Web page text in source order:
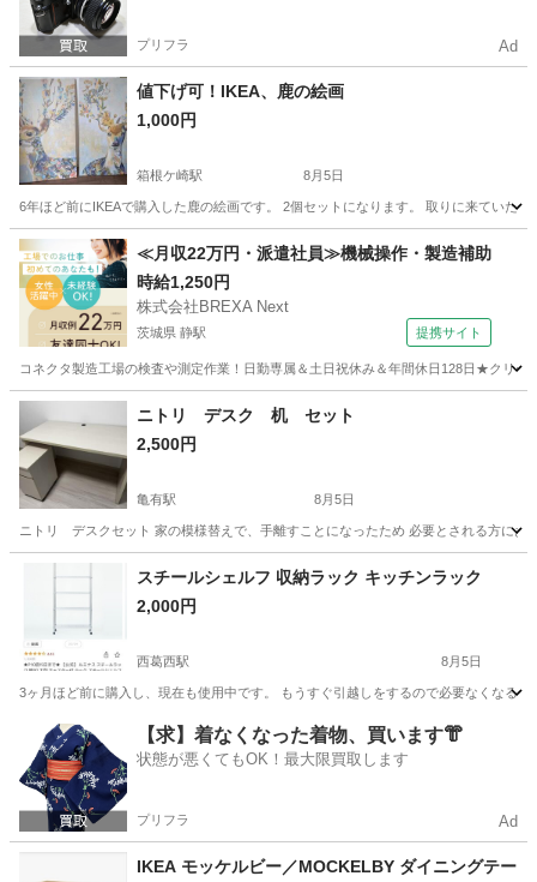
プリフラ Ad
値下げ可！IKEA、鹿の絵画
1,000円
箱根ケ崎駅 8月5日
6年ほど前にIKEAで購入した鹿の絵画です。 2個セットになります。 取りに来ていただ
東京 武蔵村山市 箱根ケ崎駅 インテリア雑貨/小物 IKEA
≪月収22万円・派遣社員≫機械操作・製造補助
時給1,250円
株式会社BREXA Next
茨城県 静駅 提携サイト
コネクタ製造工場の検査や測定作業！日勤専属＆土日祝休み＆年間休日128日★クリ
茨城 常陸大宮市 静駅 その他
ニトリ デスク 机 セット
2,500円
亀有駅 8月5日
ニトリ デスクセット 家の模様替えで、手離すことになったため 必要とされる方に
東京 葛飾区 亀有駅 オフィス用家具
スチールシェルフ 収納ラック キッチンラック
2,000円
西葛西駅 8月5日
3ヶ月ほど前に購入し、現在も使用中です。 もうすぐ引越しをするので必要なくなる
東京 江戸川区 西葛西駅 収納家具
【求】着なくなった着物、買います👘
状態が悪くてもOK！最大限買取します
プリフラ Ad
IKEA モッケルビー／MOCKELBY ダイニングテー